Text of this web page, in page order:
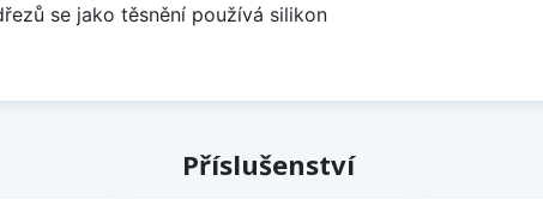
se jako těsnění používá silikon
Příslušenství